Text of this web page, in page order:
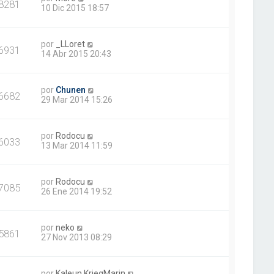
10 Dic 2015 18:57
por
_LLoret
14 Abr 2015 20:43
por Chunen
29 Mar 2014 15:26
por Rodocu
13 Mar 2014 11:59
por Rodocu
26 Ene 2014 19:52
5861 porneko
27 Nov 2013 08:29